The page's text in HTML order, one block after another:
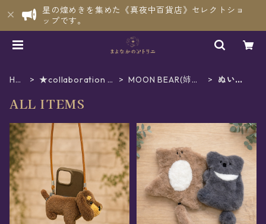
星の煌めきを集めた《真夜中百貨店》セレクトショ
ップです。
HO
★collaboration -
MOON BEAR(姉妹
ぬいぐ
ALL ITEMS